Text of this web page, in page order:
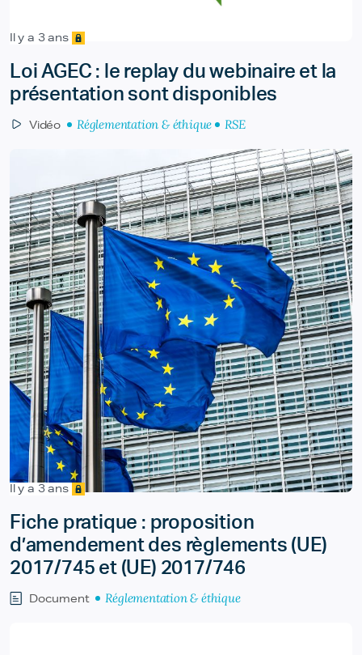
Il y a 3 ans
Loi AGEC : le replay du webinaire et la
présentation sont disponibles
Vidéo Réglementation & éthique RSE
Il y a 3 ans
Fiche pratique : proposition
d’amendement des règlements (UE)
2017/745 et (UE) 2017/746
Document Réglementation & éthique